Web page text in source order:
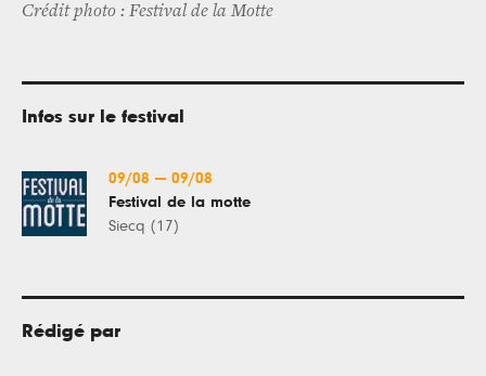
Crédit photo : Festival de la Motte
Infos sur le festival
09/08 — 09/08
Festival de la motte
Siecq (17)
Rédigé par